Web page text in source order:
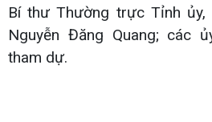
Bí thư Thường trực Tỉnh
Nguyễn Đăng Quang; các
tham dự.